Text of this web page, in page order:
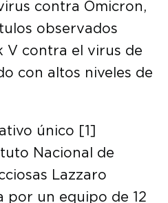
contra Ómicron,
observados
V contra el virus de
con altos niveles de
único [1]
Nacional de
Lazzaro
por un equipo de 12